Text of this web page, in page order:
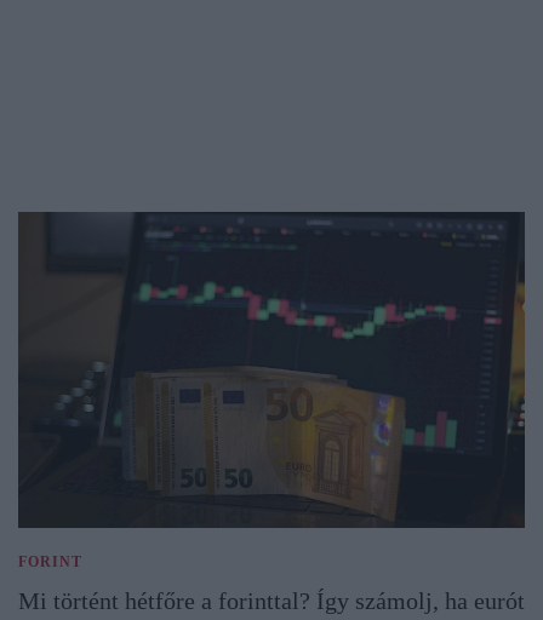
FORINT
Mi történt hétfőre a forinttal? Így számolj, ha eurót